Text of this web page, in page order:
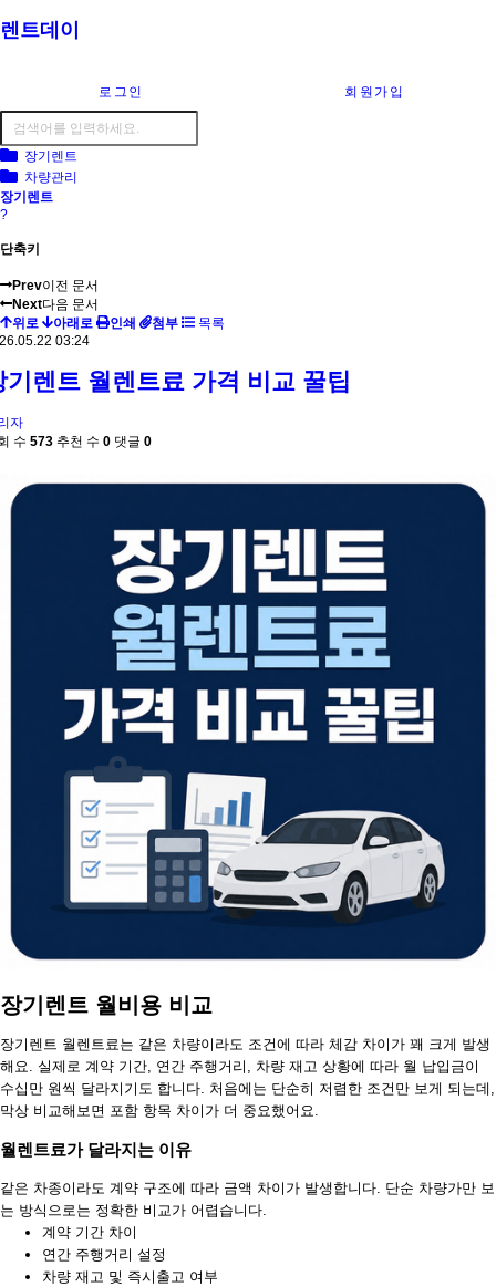
렌트데이
로그인 회원가입
장기렌트
차량관리
장기렌트
?
단축키
Prev이전 문서
Next다음 문서
위로
아래로 인쇄 첨부
목록
03:24
기렌트 월렌트료 가격 비교 꿀팁
자
수 573 추천 수 0 댓글 0
장기렌트 월비용 비교
장기렌트 월렌트료는 같은 차량이라도 조건에 따라 체감 차이가 꽤 크게 발생
해요. 실제로 계약 기간, 연간 주행거리, 차량 재고 상황에 따라 월 납입금이
수십만 원씩 달라지기도 합니다. 처음에는 단순히 저렴한 조건만 보게 되는데,
막상 비교해보면 포함 항목 차이가 더 중요했어요.
월렌트료가 달라지는 이유
같은 차종이라도 계약 구조에 따라 금액 차이가 발생합니다. 단순 차량가만 보
는 방식으로는 정확한 비교가 어렵습니다.
계약 기간 차이
연간 주행거리 설정
차량 재고 및 즉시출고 여부